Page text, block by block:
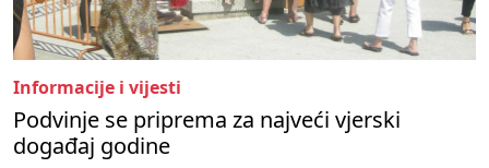
Informacije i vijesti
Podvinje se priprema za najveći vjerski
događaj godine